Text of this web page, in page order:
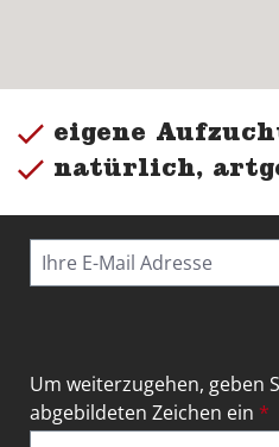
eigene
natürlich,
Um weiterzugehen, geben
abgebildeten Zeichen ein *